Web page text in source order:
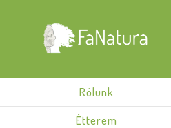
Rólunk
Étterem